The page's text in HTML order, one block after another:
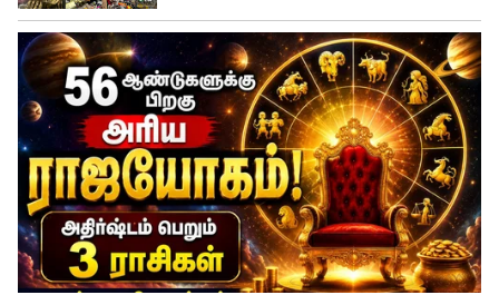
இந்திய அரசிதழில் ஒரு அறிவிப்பை
வெளியிட்டது. அதன்படி, எந்தவொரு ஆண்
பயணியும் வேண்டுமென்றே பெண்கள்
பெட்டிக்குள் நுழைந்தாலோ அல்லது
பெண்கள் இருக்கையில் அமர்ந்து பயணம்
செய்தாலோ அது சட்டப்படி குற்றமாகும். இது
ரயில்வே சட்டத்தின் பிரிவு 162-ஐ மீறும்
செயலாகும்.